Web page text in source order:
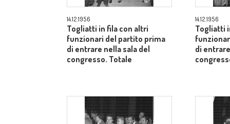
14.12.1956
Togliatti in fila con altri
funzionari del partito prima
di entrare nella sala del
congresso. Totale
14.12.1956
Togliatti
di